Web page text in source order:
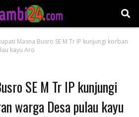
Masna Busro SE M Tr IP kunjungi korban
kayu Aro
SE M Tr IP kunjungi
warga Desa pulau kayu